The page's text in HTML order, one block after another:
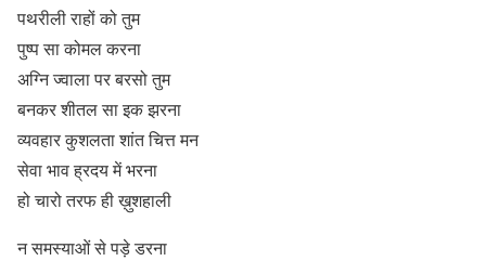
पथरीली राहों को तुम
पुष्प सा कोमल करना
अग्नि ज्वाला पर बरसो तुम
बनकर शीतल सा इक झरना
व्यवहार कुशलता शांत चित्त मन
सेवा भाव ह्रदय में भरना
हो चारो तरफ ही ख़ुशहाली
न समस्याओं से पड़े डरना